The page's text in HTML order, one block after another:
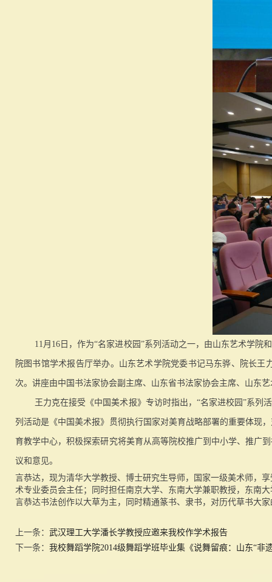
11月16日，作为“名家进校园”系列活动之一，由山东艺术学
院图书馆学术报告厅举办。山东艺术学院党委书记马东骅、院长
次。讲座由中国书法家协会副主席、山东省书法家协会主席、山东
王力克在接受《中国美术报》专访时指出，“名家进校园”系
列活动是《中国美术报》贯彻执行国家对美育战略部署的重要体现
育教学中心，积极探索研究将美育从高等院校推广到中小学、推广
议和意见。
言恭达，现为清华大学教授、博士研究生导师，国家一级美术师，
术专业委员会主任；同时担任南京大学、东南大学兼职教授，东南
言恭达书法创作以大草为主，同时精通篆书、隶书，对历代草书大
上一条： 武汉理工大学潘长学教授应邀来我校作学术报告
下一条： 我校舞蹈学院2014级舞蹈学班毕业集《说舞留痕：山东“非